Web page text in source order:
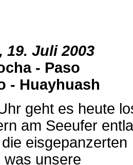
19. Juli 2003
- Paso
- Huayhuash
geht es heute
am Seeufer
eisgepanzerten
was unsere